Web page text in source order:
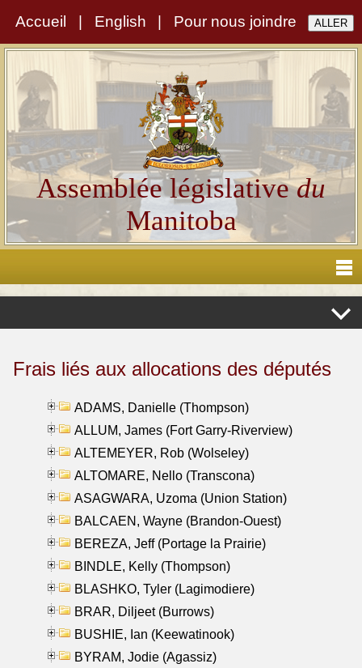
Accueil English Pour nous joindre
Assemblée législativedu
Manitoba
Frais liés aux allocations des députés
ADAMS, Danielle (Thompson)
ALLUM, James (Fort Garry-Riverview)
ALTEMEYER, Rob (Wolseley)
ALTOMARE, Nello (Transcona)
ASAGWARA, Uzoma (Union Station)
BALCAEN, Wayne (Brandon-Ouest)
BEREZA, Jeff (Portage la Prairie)
BINDLE, Kelly (Thompson)
BLASHKO, Tyler (Lagimodiere)
BRAR, Diljeet (Burrows)
BUSHIE, Ian (Keewatinook)
BYRAM, Jodie (Agassiz)